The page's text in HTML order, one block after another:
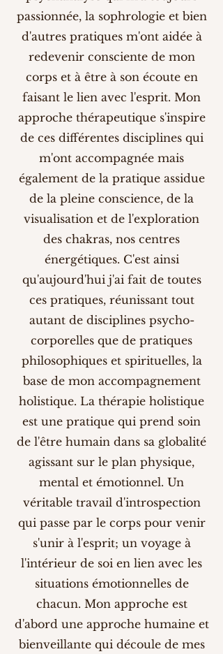
passionnée, la sophrologie et bien
d'autres pratiques m'ont aidée à
redevenir consciente de mon
corps et à être à son écoute en
faisant le lien avec l'esprit. Mon
approche thérapeutique s'inspire
de ces différentes disciplines qui
m'ont accompagnée mais
également de la pratique assidue
de la pleine conscience, de la
visualisation et de l'exploration
des chakras, nos centres
énergétiques. C'est ainsi
qu'aujourd'hui j'ai fait de toutes
ces pratiques, réunissant tout
autant de disciplines psycho-
corporelles que de pratiques
philosophiques et spirituelles, la
base de mon accompagnement
holistique. La thérapie holistique
est une pratique qui prend soin
de l'être humain dans sa globalité
agissant sur le plan physique,
mental et émotionnel. Un
véritable travail d'introspection
qui passe par le corps pour venir
s'unir à l'esprit; un voyage à
l'intérieur de soi en lien avec les
situations émotionnelles de
chacun. Mon approche est
d'abord une approche humaine et
bienveillante qui découle de mes